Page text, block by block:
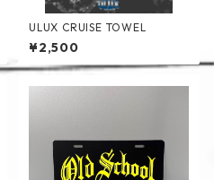
ULUX CRUISE TOWEL
¥2,500